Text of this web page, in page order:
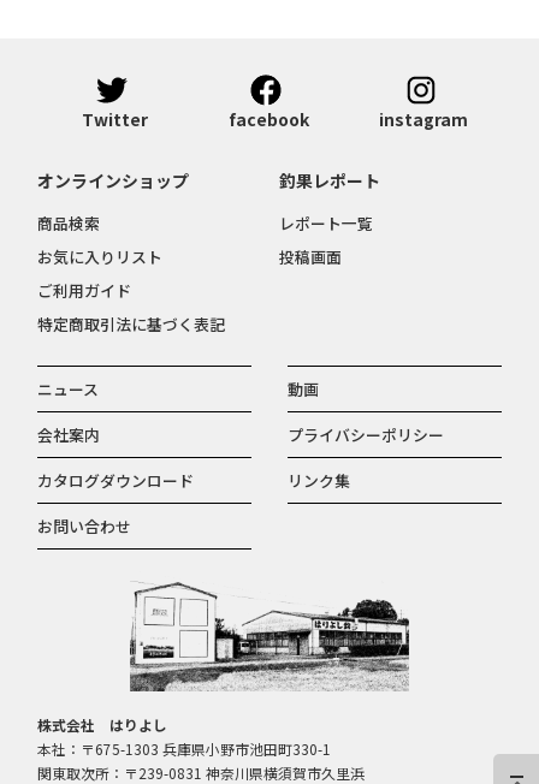
Twitter facebook instagram
株式会社 はりよし
本社：〒675-1303 兵庫県小野市池田町330-1
関東取次所：〒239-0831 神奈川県横須賀市久里浜
ニュース
動画
会社案内
プライバシーポリシー
カタログダウンロード
リンク集
お問い合わせ
オンラインショップ
商品検索
お気に入りリスト
ご利用ガイド
特定商取引法に基づく表記
釣果レポート
レポート一覧
投稿画面